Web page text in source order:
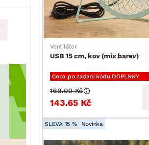
cm
Ventilátor
USB 15 cm, kov (mix barev)
Cena po zadání kódu DOPLNKY
143.65 Kč
169.00 Kč
SLEVA 15 % Novinka